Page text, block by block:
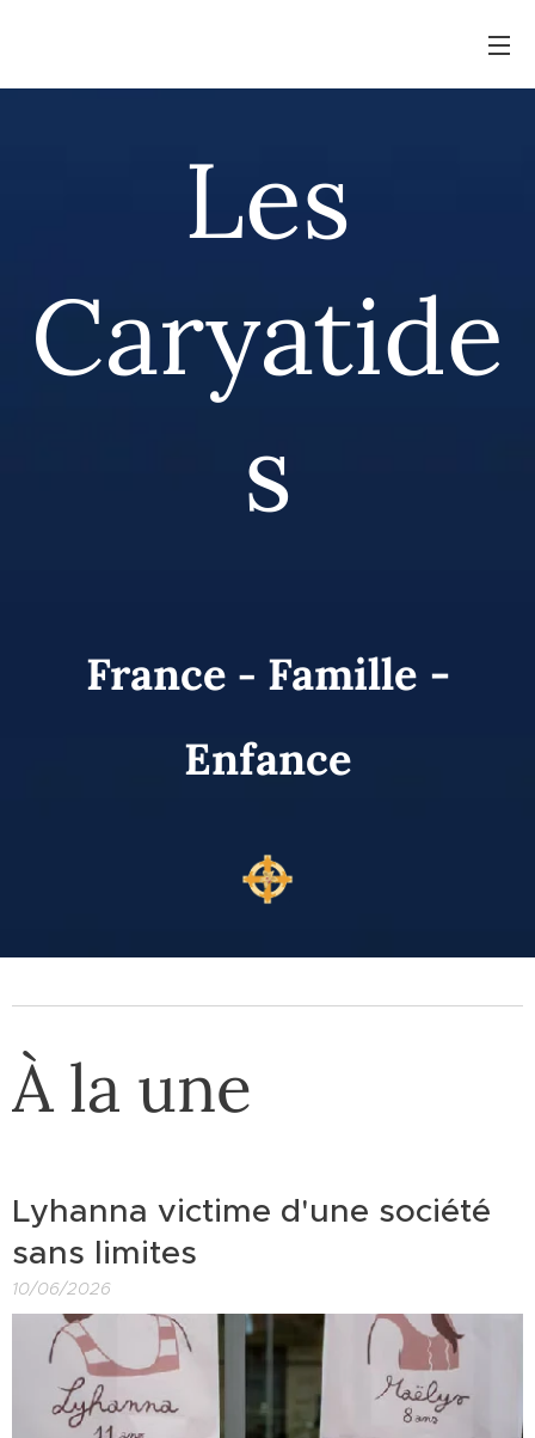
Les
Caryatide
s
France - Famille -
Enfance
À la une
Lyhanna victime d'une société
sans limites
10/06/2026